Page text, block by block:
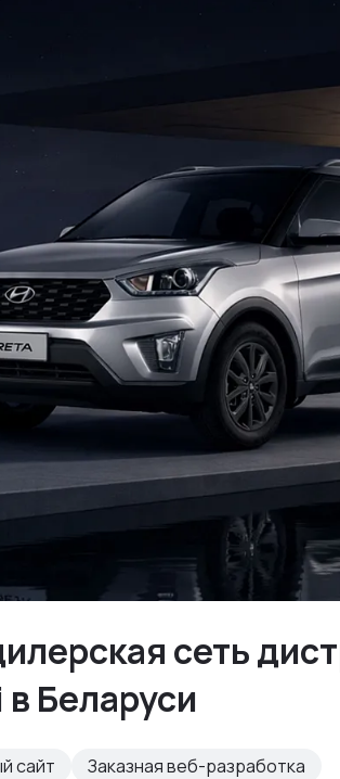
сеть
Беларуси
сайт
Заказная веб-разработка